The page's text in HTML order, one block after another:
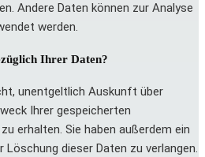
Andere Daten können zur Analyse
werden.
Ihrer Daten?
unentgeltlich Auskunft über
Ihrer gespeicherten
erhalten. Sie haben außerdem ein
Löschung dieser Daten zu verlangen.